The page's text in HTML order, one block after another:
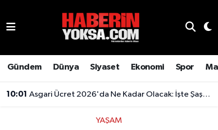
Gündem Dünya Siyaset Ekonomi Spor
10:01 Asgari Ücret 2026'da Ne Kadar Olacak: İşte Şaşırtan Rakam
YAŞAM
Hava Durumu